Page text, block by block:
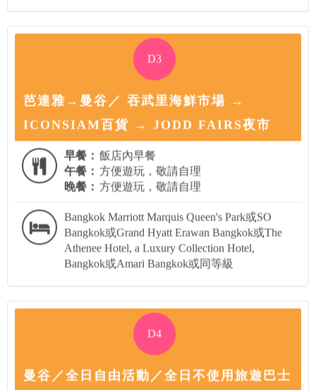
D3
芭達雅→曼谷／ 吞武里海鮮市場 →
ICONSIAM百貨 → JODD FAIRS夜市
早餐： 飯店內早餐
午餐： 方便遊玩，敬請自理
晚餐： 方便遊玩，敬請自理
Bangkok Marriott Marquis Queen's Park或SO
Bangkok或Grand Hyatt Erawan Bangkok或The
Athenee Hotel, a Luxury Collection Hotel,
Bangkok或Amari Bangkok或同等級
D4
曼谷／全日自由活動／全日不使用旅遊巴士